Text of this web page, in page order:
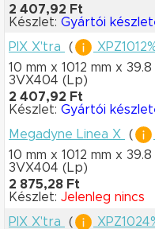
2 407,92 Ft
Készlet: Gyártói
PIX X'tra
(
10 mm x 1012 mm x 39.8
3VX404 (Lp)
2 407,92 Ft
Készlet: Gyártói
Megadyne Linea X
(
10 mm x 1012 mm x 39.8
3VX404 (Lp)
2 875,28 Ft
Készlet: Jelenleg nincs
PIX X'tra
(